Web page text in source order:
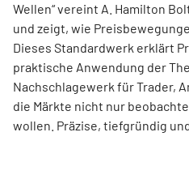
Wellen“ vereint A. Hamilton
und zeigt, wie
Dieses Standardwerk erklärt
praktische Anwendung der
Nachschlagewerk für Trader,
die Märkte nicht nur
wollen. Präzise, tiefgründig